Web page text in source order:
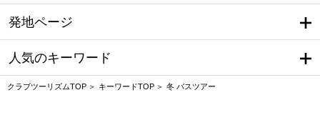
発地ページ
人気のキーワード
クラブツーリズムTOP キーワードTOP 冬 バスツアー